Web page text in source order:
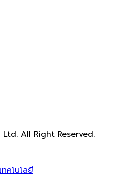
All Right Reserved.
คโนโลยี